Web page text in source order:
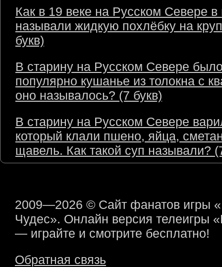
Как в 19 веке на Русском Севере в
называли жидкую похлёбку на
букв)
В старину на Русском Севере
популярно кушанье из толокна с
оно называлось? (7 букв)
В старину на Русском Севере
который клали пшено, яйца,
щавель. Как такой суп называли?
2009—2026 © Сайт фанатов игры
Чудес». Онлайн версия телеигры
— играйте и смотрите бесплатно!
Обратная связь